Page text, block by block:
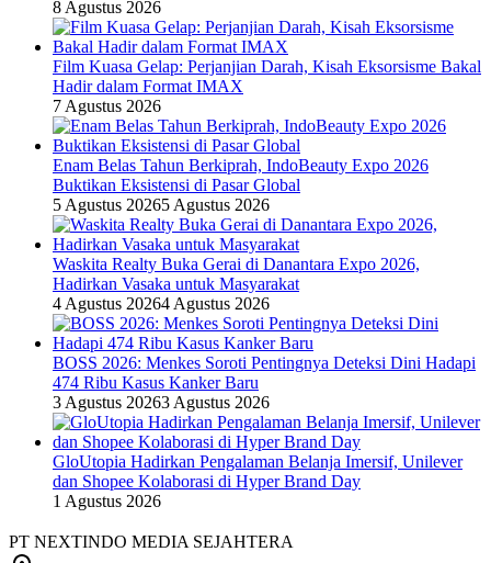
8 Agustus 2026
Film Kuasa Gelap: Perjanjian Darah, Kisah Eksorsisme Bakal
Hadir dalam Format IMAX
7 Agustus 2026
Enam Belas Tahun Berkiprah, IndoBeauty Expo 2026
Buktikan Eksistensi di Pasar Global
5 Agustus 20265 Agustus 2026
Waskita Realty Buka Gerai di Danantara Expo 2026,
Hadirkan Vasaka untuk Masyarakat
4 Agustus 20264 Agustus 2026
BOSS 2026: Menkes Soroti Pentingnya Deteksi Dini Hadapi
474 Ribu Kasus Kanker Baru
3 Agustus 20263 Agustus 2026
GloUtopia Hadirkan Pengalaman Belanja Imersif, Unilever
dan Shopee Kolaborasi di Hyper Brand Day
1 Agustus 2026
PT NEXTINDO MEDIA SEJAHTERA